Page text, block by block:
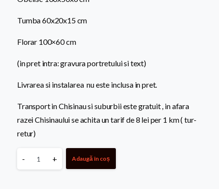
Tumba 60x20x15 cm
Florar 100×60 cm
(in pret intra: gravura portretului si text)
Livrarea si instalarea nu este inclusa in pret.
Transport in Chisinau si suburbii este gratuit , in afara
razei Chisinaului se achita un tarif de 8 lei per 1 km ( tur-
retur)
Monument
- + Adaugă în coș